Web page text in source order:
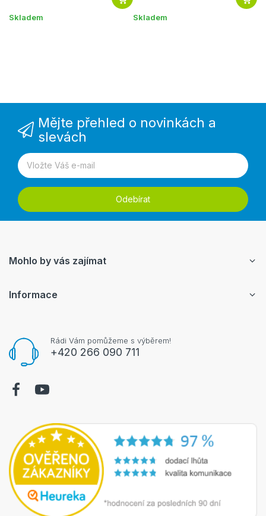
Skladem Skladem
Mějte přehled o novinkách a
slevách
Odebírat
Rádi Vám pomůžeme s výběrem!
+420 266 090 711
Mohlo by vás zajímat
Informace